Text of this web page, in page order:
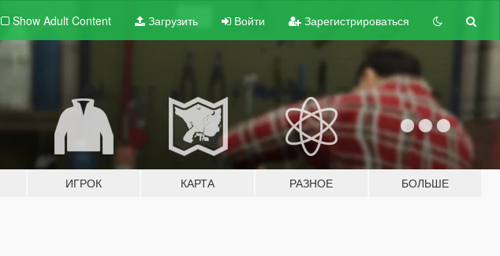
Show Adult Content Загрузить Войти Зарегистрироваться
ИГРОК КАРТА РАЗНОЕ БОЛЬШЕ